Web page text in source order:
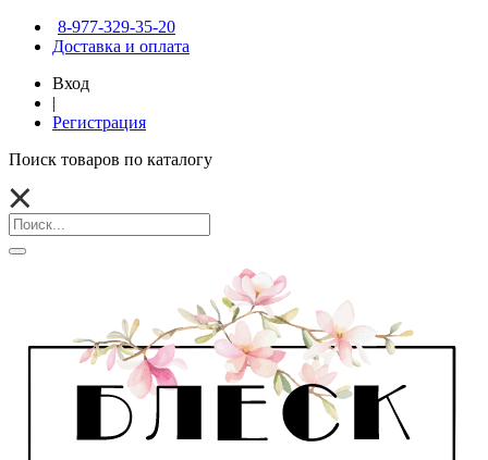
8-977-329-35-20
Доставка и оплата
Вход
|
Регистрация
Поиск товаров по каталогу